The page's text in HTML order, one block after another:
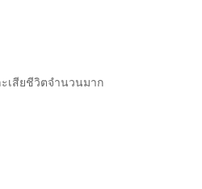
เสียชีวิตจำนวนมาก